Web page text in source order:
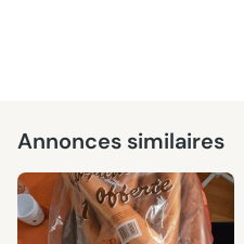
Annonces similaires